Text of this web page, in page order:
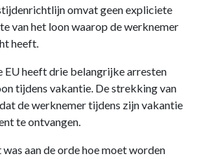
omvat geen expliciete
van het loon waarop de werknemer
heeft.
heeft drie belangrijke arresten
tijdens vakantie. De strekking van
de werknemer tijdens zijn vakantie
te ontvangen.
aan de orde hoe moet worden